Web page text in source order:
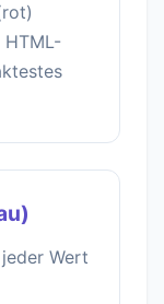
HTML-
Wert